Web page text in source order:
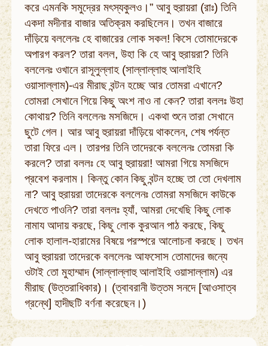
করে এমনকি সমুদ্রের মৎস্যকুলও।” আবু হুরায়রা (রাঃ) তিনি
একদা মদীনার বাজার অতিক্রম করছিলেন। তখন বাজারে
দাঁড়িয়ে বললেনঃ হে বাজারের লোক সকল! কিসে তোমাদেরকে
অপারগ করল? তারা বলল, উহা কি হে আবু হুরায়রা? তিনি
বললেনঃ ওখানে রাসূলুল্লাহ (সাল্লাল্লাহু আলাইহি
ওয়াসাল্লাম)-এর মীরাছ বন্টন হচ্ছে আর তোমরা এখানে?
তোমরা সেখানে গিয়ে কিছু অংশ নাও না কেন? তারা বললঃ উহা
কোথায়? তিনি বললেনঃ মসজিদে। একথা শুনে তারা সেখানে
ছুটে গেল। আর আবু হুরায়রা দাঁড়িয়ে থাকলেন, শেষ পর্যন্ত
তারা ফিরে এল। তারপর তিনি তাদেরকে বললেনঃ তোমরা কি
করলে? তারা বললঃ হে আবু হুরায়রা! আমরা গিয়ে মসজিদে
প্রবেশ করলাম। কিন্তু কোন কিছু বন্টন হচ্ছে তা তো দেখলাম
না? আবু হুরায়রা তাদেরকে বললেনঃ তোমরা মসজিদে কাউকে
দেখতে পাওনি? তারা বললঃ হ্যাঁ, আমরা দেখেছি কিছু লোক
নামায আদায় করছে, কিছু লোক কুরআন পাঠ করছে, কিছু
লোক হালাল-হারামের বিষয়ে পরস্পরে আলোচনা করছে। তখন
আবু হুরায়রা তাদেরকে বললেনঃ আফসোস তোমাদের জন্যে
ওটাই তো মুহাম্মাদ (সাল্লাল্লাহু আলাইহি ওয়াসাল্লাম) এর
মীরাছ (উত্তরাধিকার)। (ত্বাবরানী উত্তম সনদে [আওসাত্ব
গ্রন্থে] হাদীছটি বর্ণনা করেছেন।)